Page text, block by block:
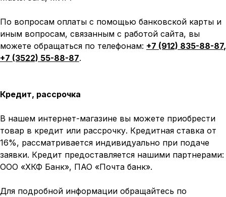
По вопросам оплаты с помощью банковской карты и
иным вопросам, связанным с работой сайта, вы
можете обращаться по телефонам: +7 (912) 835-88-87,
+7 (3522) 55-88-87.
Кредит, рассрочка
В нашем интернет-магазине вы можете приобрести
товар в кредит или рассрочку. Кредитная ставка от
16%, рассматривается индивидуально при подаче
заявки. Кредит предоставляется нашими партнерами:
ООО «ХКФ Банк», ПАО «Почта банк».
Для подробной информации обращайтесь по